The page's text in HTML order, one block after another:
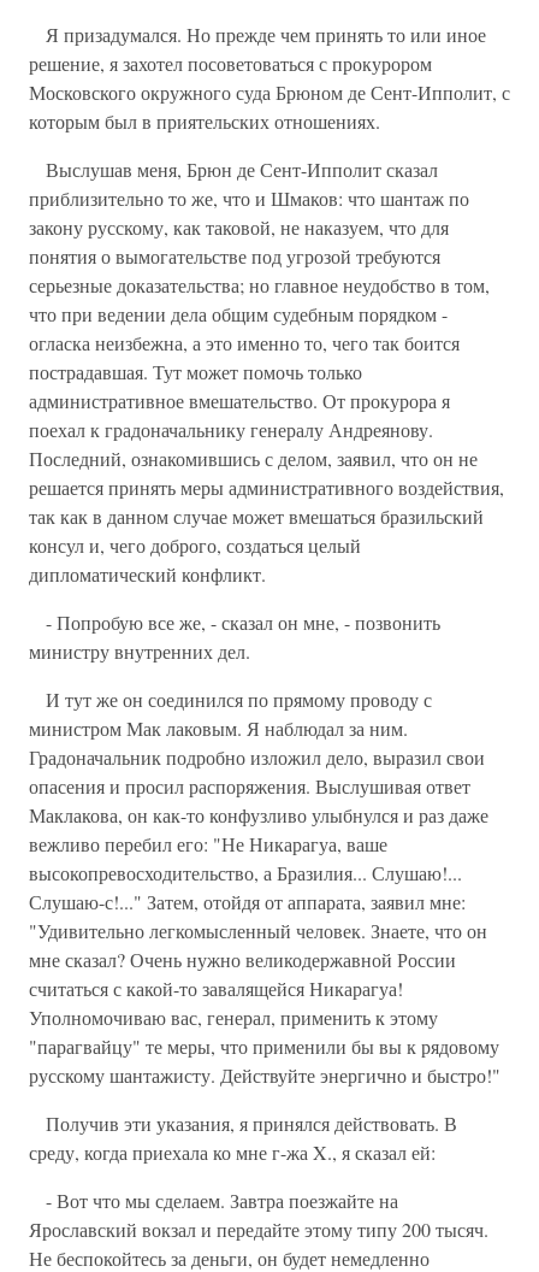
Я призадумался. Но прежде чем принять то или иное
решение, я захотел посоветоваться с прокурором
Московского окружного суда Брюном де Сент-Ипполит, с
которым был в приятельских отношениях.
Выслушав меня, Брюн де Сент-Ипполит сказал
приблизительно то же, что и Шмаков: что шантаж по
закону русскому, как таковой, не наказуем, что для
понятия о вымогательстве под угрозой требуются
серьезные доказательства; но главное неудобство в том,
что при ведении дела общим судебным порядком -
огласка неизбежна, а это именно то, чего так боится
пострадавшая. Тут может помочь только
административное вмешательство. От прокурора я
поехал к градоначальнику генералу Андреянову.
Последний, ознакомившись с делом, заявил, что он не
решается принять меры административного воздействия,
так как в данном случае может вмешаться бразильский
консул и, чего доброго, создаться целый
дипломатический конфликт.
- Попробую все же, - сказал он мне, - позвонить
министру внутренних дел.
И тут же он соединился по прямому проводу с
министром Мак лаковым. Я наблюдал за ним.
Градоначальник подробно изложил дело, выразил свои
опасения и просил распоряжения. Выслушивая ответ
Маклакова, он как-то конфузливо улыбнулся и раз даже
вежливо перебил его: "Не Никарагуа, ваше
высокопревосходительство, а Бразилия... Слушаю!...
Слушаю-с!..." Затем, отойдя от аппарата, заявил мне:
"Удивительно легкомысленный человек. Знаете, что он
мне сказал? Очень нужно великодержавной России
считаться с какой-то завалящейся Никарагуа!
Уполномочиваю вас, генерал, применить к этому
"парагвайцу" те меры, что применили бы вы к рядовому
русскому шантажисту. Действуйте энергично и быстро!"
Получив эти указания, я принялся действовать. В
среду, когда приехала ко мне г-жа X., я сказал ей:
- Вот что мы сделаем. Завтра поезжайте на
Ярославский вокзал и передайте этому типу 200 тысяч.
Не беспокойтесь за деньги, он будет немедленно